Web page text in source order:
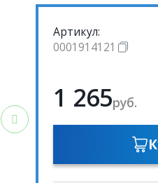
Артикул:
0001914121
1 265руб.